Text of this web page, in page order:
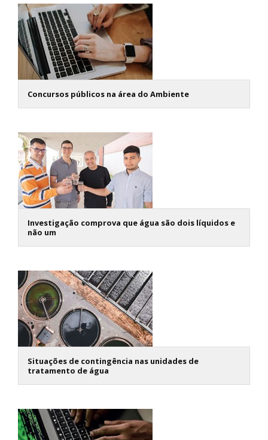
Concursos públicos na área do Ambiente
Investigação comprova que água são dois líquidos e
não um
Situações de contingência nas unidades de
tratamento de água